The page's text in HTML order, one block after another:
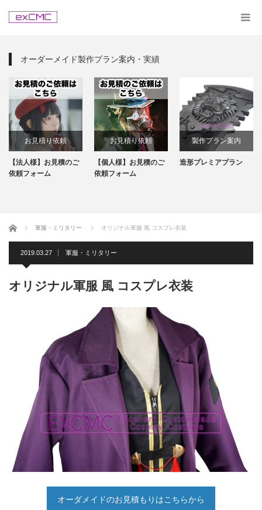
オーダーメイド製作プラン案内・実績
お見積り依頼
【法人様】お見積のご
依頼フォーム
お見積り依頼
【個人様】お見積のご
依頼フォーム
製作プラン案内
造形プレミアプラン
ホーム 軍服・ミリタリー オリジナル軍服 風 コスプレ衣装
2019.03.27 軍服・ミリタリー
オリジナル軍服 風 コスプレ衣装
オーダメイドのお見積もりはこちらから